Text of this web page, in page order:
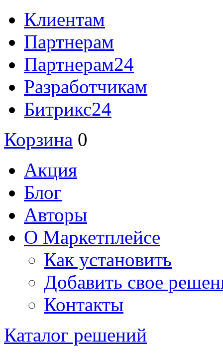
Клиентам
Партнерам
Партнерам24
Разработчикам
Битрикс24
Корзина 0
Акция
Блог
Авторы
О Маркетплейсе
Как установить
Добавить свое
Контакты
Каталог решений